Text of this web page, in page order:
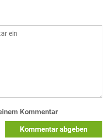
Kommentar
Kommentar abgeben